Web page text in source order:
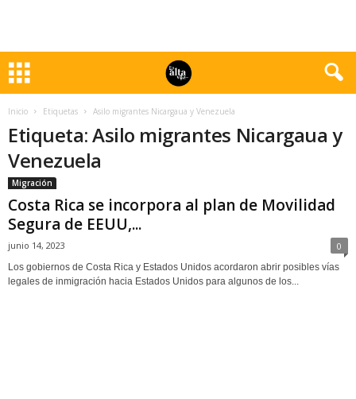
Inicio Etiquetas Asilo migrantes Nicargaua y Venezuela
Etiqueta: Asilo migrantes Nicargaua y
Venezuela
Migración
Costa Rica se incorpora al plan de Movilidad
Segura de EEUU,...
junio 14, 2023 0
Los gobiernos de Costa Rica y Estados Unidos acordaron abrir posibles vías
legales de inmigración hacia Estados Unidos para algunos de los...